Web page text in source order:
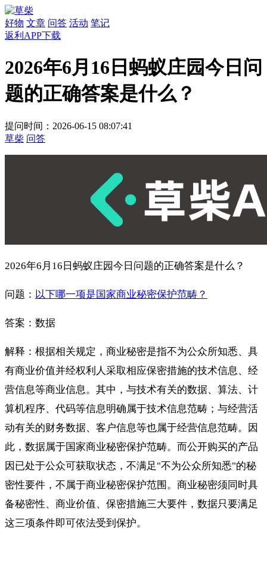
好物 文章 问答 活动 笔记
返利APP下载
2026年6月16日蚂蚁庄园今日问
题的正确答案是什么？
提问时间：2026-06-15 08:07:41
草柴 问答
2026年6月16日蚂蚁庄园今日问题的正确答案是什么？
问题： 以下哪一项是国家商业秘密保护范畴？
答案：数据
解释：根据相关规定，商业秘密是指不为公众所知悉、具
有商业价值并经权利人采取相应保密措施的技术信息、经
营信息等商业信息。其中，与技术有关的数据、算法、计
算机程序、代码等信息明确属于技术信息范畴；与经营活
动有关的财务数据、客户信息等也属于经营信息范畴。因
此，数据属于国家商业秘密保护范畴。而公开购买的产品
因已处于公众可获取状态，不满足"不为公众所知悉"的秘
密性要件，不属于商业秘密保护范围。商业秘密须同时具
备秘密性、商业价值、保密措施三大要件，数据只要满足
这三项条件即可依法受到保护。